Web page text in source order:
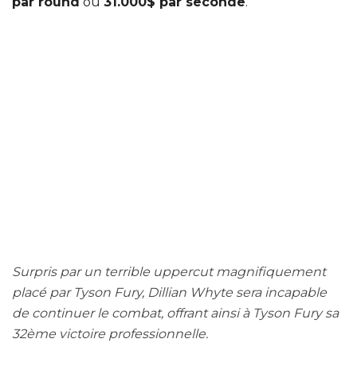
Surpris par un terrible uppercut magnifiquement
placé par Tyson Fury, Dillian Whyte sera incapable
de continuer le combat, offrant ainsi à Tyson Fury sa
32ème victoire professionnelle.